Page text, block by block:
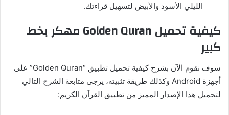
الليلي الأسود والأبيض لتسهيل قراءتك.
كيفية تحميل Golden Quran مهكر بخط
كبير
سوف نقوم الآن بشرح كيفية تحميل تطبيق “Golden Quran” على
أجهزة Android وكذلك طريقة تثبيته، يرجى متابعة الشرح التالي
لتحميل هذا الإصدار المميز من تطبيق القرآن الكريم: